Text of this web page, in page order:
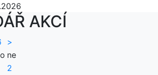
AKCÍ
>
ne
2